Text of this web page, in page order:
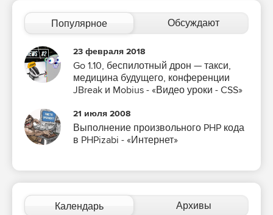
Популярное Обсуждают
23 февраля 2018
Go 1.10, беспилотный дрон — такси,
медицина будущего, конференции
JBreak и Mobius - «Видео уроки - CSS»
21 июля 2008
Выполнение произвольного PHP кода
в PHPizabi - «Интернет»
Календарь Архивы